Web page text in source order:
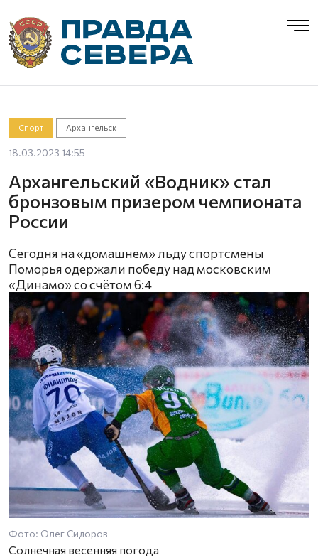
Спорт Архангельск
18.03.2023 14:55
Архангельский «Водник» стал
бронзовым призером чемпионата
России
Сегодня на «домашнем» льду спортсмены
Поморья одержали победу над московским
«Динамо» со счётом 6:4
Фото: Олег Сидоров
Солнечная весенняя погода